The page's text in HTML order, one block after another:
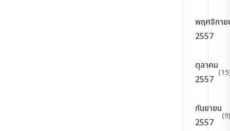
พฤศจิกาย
2557
ตุลาคม
2557
กันยายน
2557
(9)